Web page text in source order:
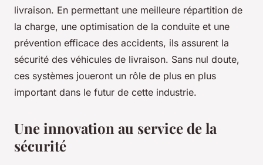
livraison. En permettant une meilleure répartition de
la charge, une optimisation de la conduite et une
prévention efficace des accidents, ils assurent la
sécurité des véhicules de livraison. Sans nul doute,
ces systèmes joueront un rôle de plus en plus
important dans le futur de cette industrie.
Une innovation au service de la
sécurité